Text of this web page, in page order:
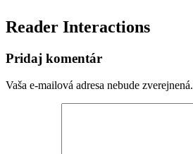
Reader Interactions
Pridaj komentár
Vaša e-mailová adresa nebude zverejnená.